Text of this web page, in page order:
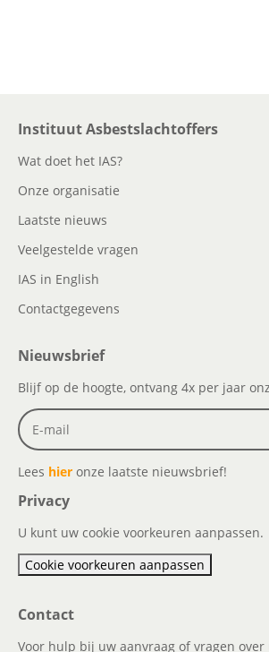
Instituut Asbestslachtoffers
Wat doet het IAS?
Onze organisatie
Laatste nieuws
Veelgestelde vragen
IAS in English
Contactgegevens
Nieuwsbrief
Blijf op de hoogte, ontvang 4x per jaar
Lees hier onze laatste nieuwsbrief!
Privacy
U kunt uw cookie voorkeuren aanpassen.
Cookie voorkeuren aanpassen
Contact
Voor hulp bij uw aanvraag of vragen